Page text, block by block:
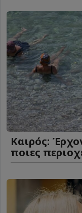
Καιρός:
ποιες